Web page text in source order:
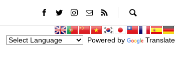
Powered by Translate